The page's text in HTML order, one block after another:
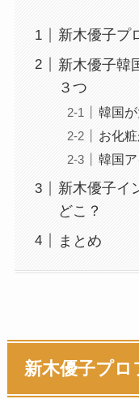
新木優子プ
新木優子韓
３つ
韓国
お化
韓国
新木優子イ
どこ？
まとめ
新木優子プロ